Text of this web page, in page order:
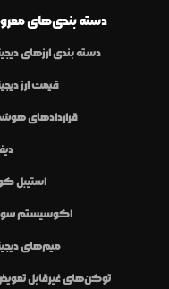
دسته بندی‌های
دسته بندی ارزهای
قیمت ارز
قراردادهای
استیبل
اکوسیستم
میم‌های
توکن‌های غیرقابل